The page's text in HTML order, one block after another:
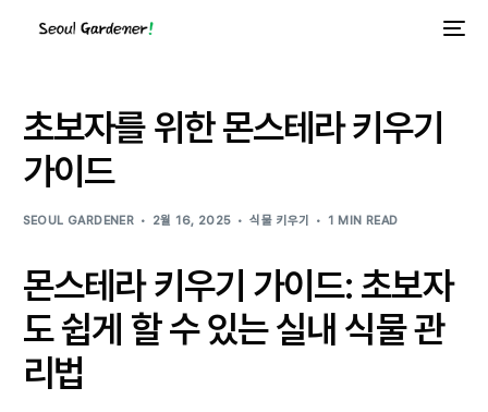
초보자를 위한 몬스테라 키우기
가이드
SEOUL GARDENER 2월 16, 2025 식물 키우기 1 MIN READ
몬스테라 키우기 가이드: 초보자
도 쉽게 할 수 있는 실내 식물 관
리법